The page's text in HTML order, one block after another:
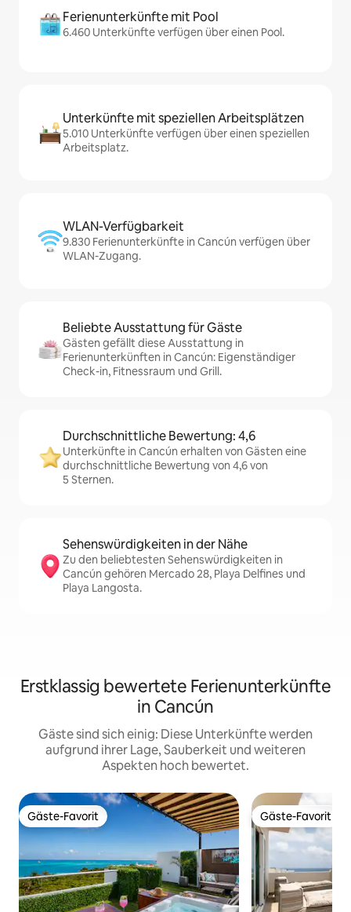
Ferienunterkünfte mit Pool
6.460 Unterkünfte verfügen über einen Pool.
Unterkünfte mit speziellen Arbeitsplätzen
5.010 Unterkünfte verfügen über einen speziellen
Arbeitsplatz.
WLAN-Verfügbarkeit
9.830 Ferienunterkünfte in Cancún verfügen über
WLAN-Zugang.
Beliebte Ausstattung für Gäste
Gästen gefällt diese Ausstattung in
Ferienunterkünften in Cancún: Eigenständiger
Check-in, Fitnessraum und Grill.
Durchschnittliche Bewertung: 4,6
Unterkünfte in Cancún erhalten von Gästen eine
durchschnittliche Bewertung von 4,6 von
5 Sternen.
Sehenswürdigkeiten in der Nähe
Zu den beliebtesten Sehenswürdigkeiten in
Cancún gehören Mercado 28, Playa Delfines und
Playa Langosta.
Erstklassig bewertete Ferienunterkünfte
in Cancún
Gäste sind sich einig: Diese Unterkünfte werden
aufgrund ihrer Lage, Sauberkeit und weiteren
Aspekten hoch bewertet.
Gäste-Favorit
Gäste-Favorit Gäste-Favorit
Gäste-Favorit